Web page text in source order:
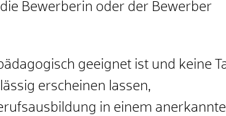
Bewerberin oder der Bewerber
geeignet ist und keine
erscheinen lassen,
in einem